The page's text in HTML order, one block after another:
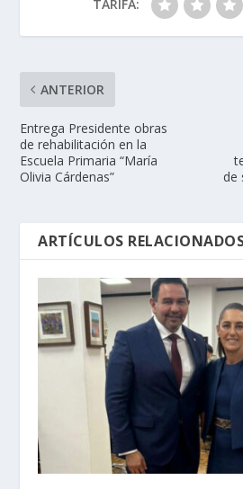
TARIFA:
ANTERIOR
Entrega Presidente obras
de rehabilitación en la
Escuela Primaria “María
Olivia Cárdenas”
de
ARTÍCULOS